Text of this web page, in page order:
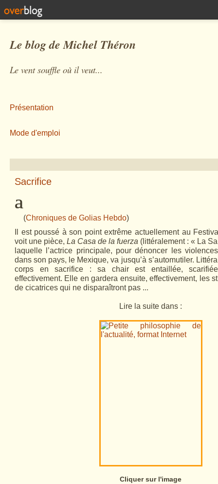
Le blog de Michel Théron
Le vent souffle où il veut...
Présentation
Mode d'emploi
Sacrifice
ª(Chroniques de Golias Hebdo)
Il est poussé à son point extrême actuellement au
voit une pièce, La Casa de la fuerza (littéralement : « La
laquelle l’actrice principale, pour dénoncer les
dans son pays, le Mexique, va jusqu’à s’automutiler.
corps en sacrifice : sa chair est entaillée,
effectivement. Elle en gardera ensuite, effectivement, les
de cicatrices qui ne disparaîtront pas ...
Lire la suite dans :
Cliquer sur l'image